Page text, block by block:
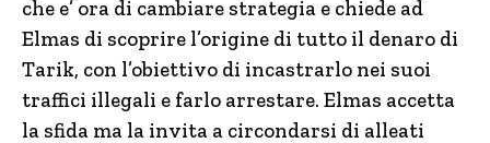
che e’ ora di cambiare strategia e chiede ad
Elmas di scoprire l’origine di tutto il denaro di
Tarik, con l’obiettivo di incastrarlo nei suoi
traffici illegali e farlo arrestare. Elmas accetta
la sfida ma la invita a circondarsi di alleati